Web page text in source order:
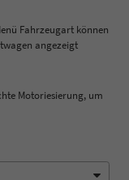
aus!
können
angezeigt
Motoriesierung, um